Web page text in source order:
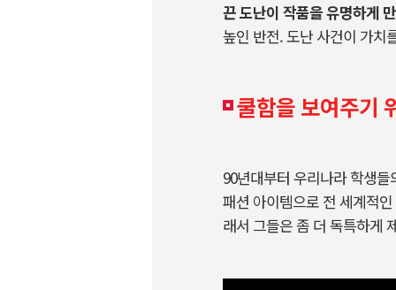
끈 도난이 작품을 유명하게
높인 반전. 도난 사건이 가치
쿨함을 보여주기
90년대부터 우리나라 학생
패션 아이템으로 전 세계적
래서 그들은 좀 더 독특하게